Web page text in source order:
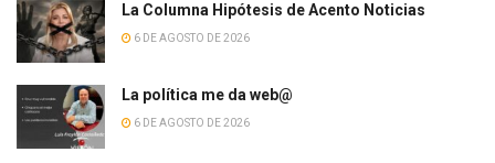
La Columna Hipótesis de Acento Noticias
6 DE AGOSTO DE 2026
La política me da web@
6 DE AGOSTO DE 2026